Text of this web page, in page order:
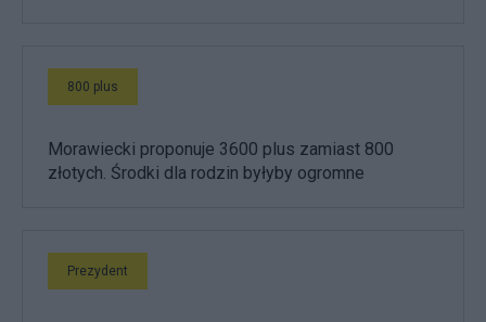
800 plus
Morawiecki proponuje 3600 plus zamiast 800
złotych. Środki dla rodzin byłyby ogromne
Prezydent